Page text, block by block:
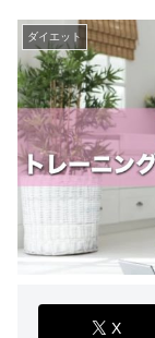
ダイエット
X